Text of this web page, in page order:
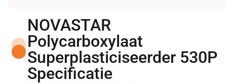
NOVASTAR
Polycarboxylaat
Superplasticiseerder 530P
Specificatie